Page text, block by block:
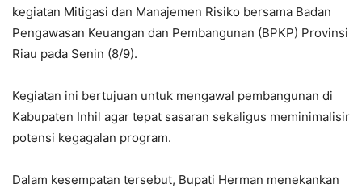
kegiatan Mitigasi dan Manajemen Risiko bersama Badan
Pengawasan Keuangan dan Pembangunan (BPKP) Provinsi
Riau pada Senin (8/9).
Kegiatan ini bertujuan untuk mengawal pembangunan di
Kabupaten Inhil agar tepat sasaran sekaligus meminimalisir
potensi kegagalan program.
Dalam kesempatan tersebut, Bupati Herman menekankan